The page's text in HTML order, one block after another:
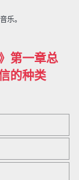
乐。
第一章总
的种类